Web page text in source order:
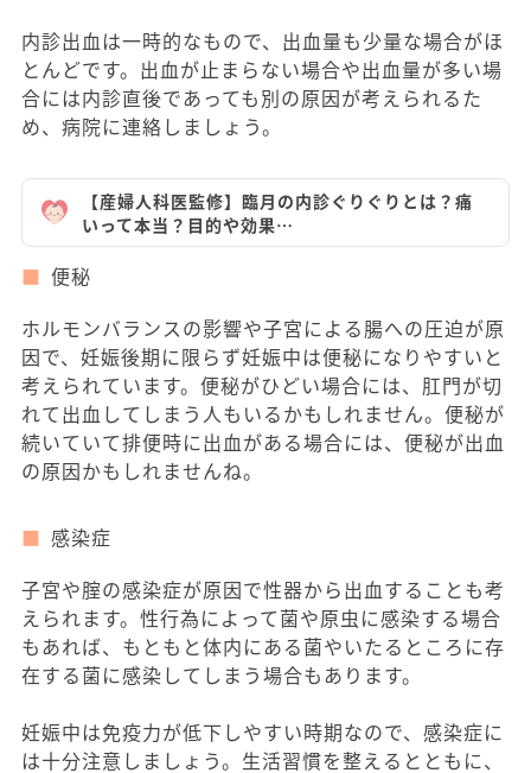
内診出血は一時的なもので、出血量も少量な場合がほ
とんどです。出血が止まらない場合や出血量が多い場
合には内診直後であっても別の原因が考えられるた
め、病院に連絡しましょう。
【産婦人科医監修】臨月の内診ぐりぐりとは？痛
いって本当？目的や効果…
便秘
ホルモンバランスの影響や子宮による腸への圧迫が原
因で、妊娠後期に限らず妊娠中は便秘になりやすいと
考えられています。便秘がひどい場合には、肛門が切
れて出血してしまう人もいるかもしれません。便秘が
続いていて排便時に出血がある場合には、便秘が出血
の原因かもしれませんね。
感染症
子宮や腟の感染症が原因で性器から出血することも考
えられます。性行為によって菌や原虫に感染する場合
もあれば、もともと体内にある菌やいたるところに存
在する菌に感染してしまう場合もあります。
妊娠中は免疫力が低下しやすい時期なので、感染症に
は十分注意しましょう。生活習慣を整えるとともに、